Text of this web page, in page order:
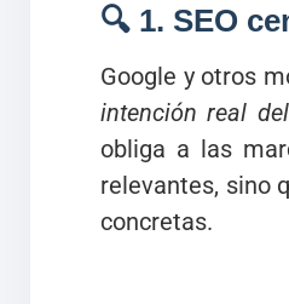
🔍 1. SEO
Google y otros
intención real
obliga a las
relevantes, sino
concretas.